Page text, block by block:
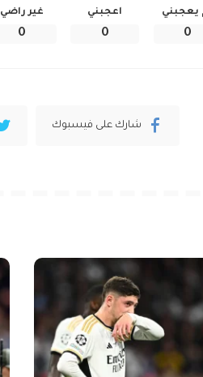
يعجبني
0
اعجبني
0
غير راضي
0
شارك على فيسبوك